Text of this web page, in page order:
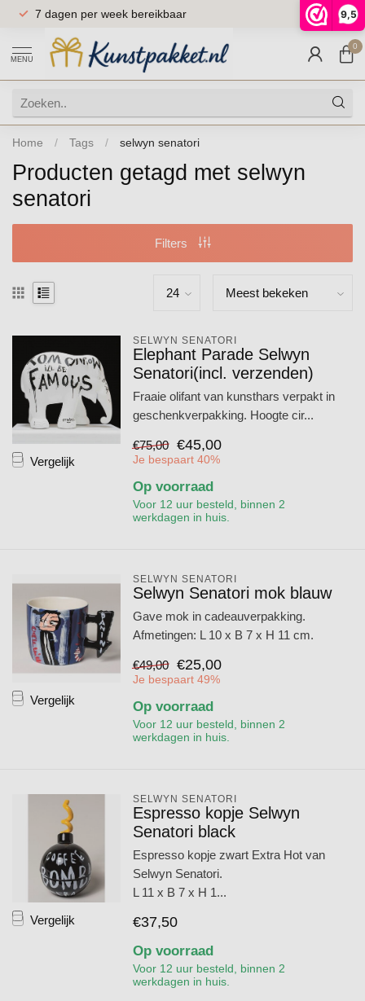
9,5
7 dagen per week bereikbaar 9.5
MENU
0
Home / Tags / selwyn senatori
Producten getagd met selwyn
senatori
Filters
Vergelijk
SELWYN SENATORI
Elephant Parade Selwyn
Senatori(incl. verzenden)
Fraaie olifant van kunsthars verpakt in
geschenkverpakking. Hoogte cir...
€75,00 €45,00
Je bespaart 40%
Op voorraad
Voor 12 uur besteld, binnen 2
werkdagen in huis.
Vergelijk
SELWYN SENATORI
Selwyn Senatori mok blauw
Gave mok in cadeauverpakking.
Afmetingen: L 10 x B 7 x H 11 cm.
€49,00 €25,00
Je bespaart 49%
Op voorraad
Voor 12 uur besteld, binnen 2
werkdagen in huis.
Vergelijk
SELWYN SENATORI
Espresso kopje Selwyn
Senatori black
Espresso kopje zwart Extra Hot van
Selwyn Senatori.
L 11 x B 7 x H 1...
€37,50
Op voorraad
Voor 12 uur besteld, binnen 2
werkdagen in huis.